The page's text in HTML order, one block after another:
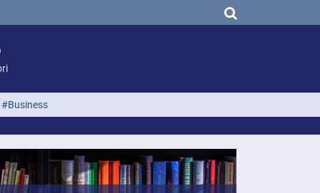
#Business